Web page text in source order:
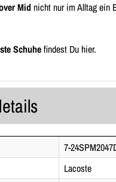
Mid nicht nur im Alltag ein
Schuhefindest Du hier.
7-
Lacoste